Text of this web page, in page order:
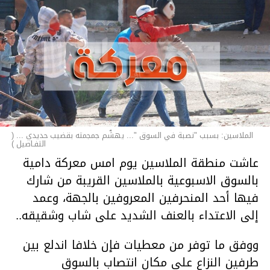
الملاسين: بسبب "نصبة في السوق "... يهشّم جمجمته بقضيب حديدي ... (
التفـاصيل )
عاشت منطقة الملاسين يوم امس معركة دامية
بالسوق الاسبوعية بالملاسين القريبة من شارك
فيها أحد المنحرفين المعروفين بالجهة، وعمد
إلى الاعتداء بالعنف الشديد على شاب وشقيقه..
ووفق ما توفر من معطيات فإن خلافا اندلع بين
طرفين النزاع على مكان انتصاب بالسوق